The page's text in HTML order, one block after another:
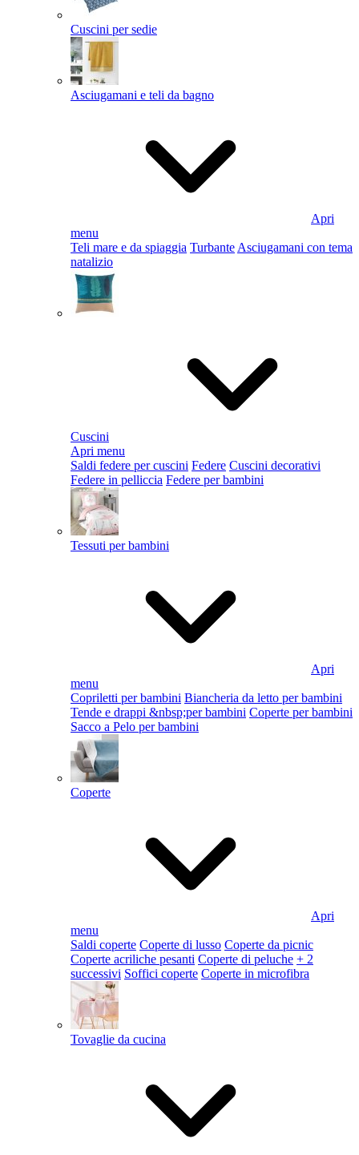
Cuscini per sedie
Asciugamani e teli da bagno
Apri
menu
Teli mare e da spiaggia Turbante Asciugamani con tema
natalizio
Cuscini
Apri menu
Saldi federe per cuscini Federe Cuscini decorativi
Federe in pelliccia Federe per bambini
Tessuti per bambini
Apri
menu
Copriletti per bambini Biancheria da letto per bambini
Tende e drappi &nbsp;per bambini Coperte per bambini
Sacco a Pelo per bambini
Coperte
Apri
menu
Saldi coperte Coperte di lusso Coperte da picnic
Coperte acriliche pesanti Coperte di peluche + 2
successivi Soffici coperte Coperte in microfibra
Tovaglie da cucina